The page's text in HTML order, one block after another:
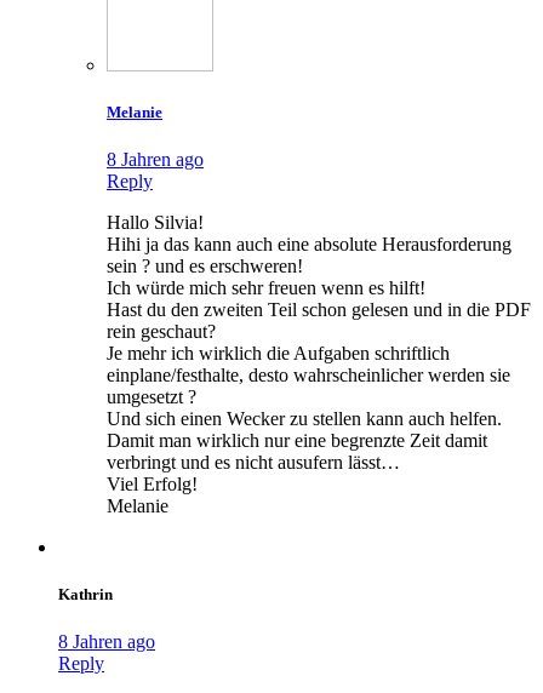
Melanie
8 Jahren ago
Reply
Hallo Silvia!
Hihi ja das kann auch eine absolute Herausforderung
sein ? und es erschweren!
Ich würde mich sehr freuen wenn es hilft!
Hast du den zweiten Teil schon gelesen und in die PDF
rein geschaut?
Je mehr ich wirklich die Aufgaben schriftlich
einplane/festhalte, desto wahrscheinlicher werden sie
umgesetzt ?
Und sich einen Wecker zu stellen kann auch helfen.
Damit man wirklich nur eine begrenzte Zeit damit
verbringt und es nicht ausufern lässt…
Viel Erfolg!
Melanie
Kathrin
8 Jahren ago
Reply